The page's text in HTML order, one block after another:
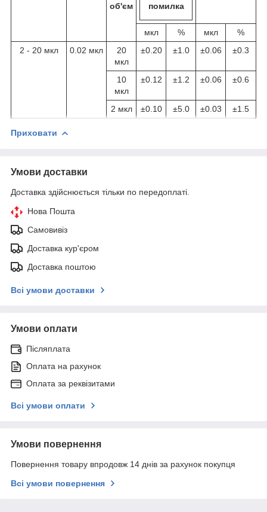
об'єм
помилка
мкл % мкл
%
2 - 20 мкл
0.02 мкл
20
мкл
±0.20 ±1.0 ±0.06 ±0.3
10
мкл
±0.12 ±1.2 ±0.06 ±0.6
2 мкл ±0.10 ±5.0 ±0.03 ±1.5
Приховати
Умови доставки
Доставка здійснюється тільки по передоплаті.
Нова Пошта
Самовивіз
Доставка кур'єром
Доставка поштою
Всі умови доставки
Умови оплати
Післяплата
Оплата на рахунок
Оплата за реквізитами
Всі умови оплати
Умови повернення
Повернення товару впродовж 14 днів за рахунок покупця
Всі умови повернення